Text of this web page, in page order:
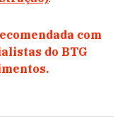
com
do BTG